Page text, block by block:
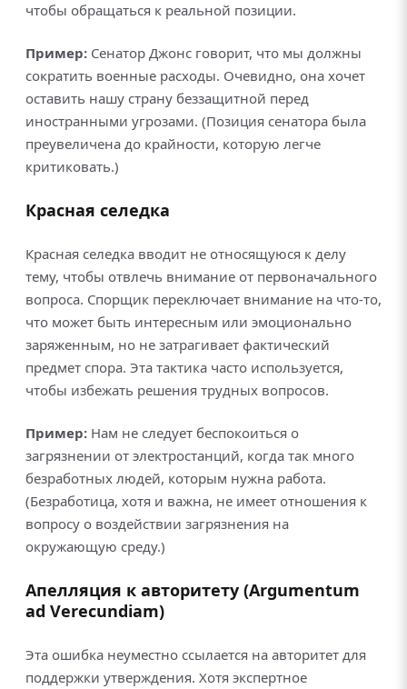
чтобы обращаться к реальной позиции.
Пример: Сенатор Джонс говорит, что мы должны
сократить военные расходы. Очевидно, она хочет
оставить нашу страну беззащитной перед
иностранными угрозами. (Позиция сенатора была
преувеличена до крайности, которую легче
критиковать.)
Красная селедка
Красная селедка вводит не относящуюся к делу
тему, чтобы отвлечь внимание от первоначального
вопроса. Спорщик переключает внимание на что-то,
что может быть интересным или эмоционально
заряженным, но не затрагивает фактический
предмет спора. Эта тактика часто используется,
чтобы избежать решения трудных вопросов.
Пример: Нам не следует беспокоиться о
загрязнении от электростанций, когда так много
безработных людей, которым нужна работа.
(Безработица, хотя и важна, не имеет отношения к
вопросу о воздействии загрязнения на
окружающую среду.)
Апелляция к авторитету (Argumentum
ad Verecundiam)
Эта ошибка неуместно ссылается на авторитет для
поддержки утверждения. Хотя экспертное